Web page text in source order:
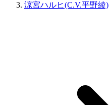
涼宮ハルヒ(C.V.平野綾)